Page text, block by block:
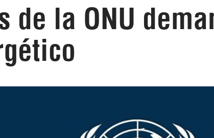
de la ONU